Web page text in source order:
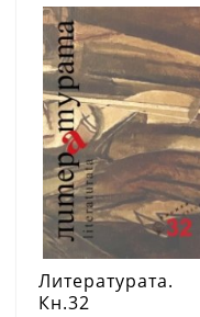
Литературата.
Кн.32